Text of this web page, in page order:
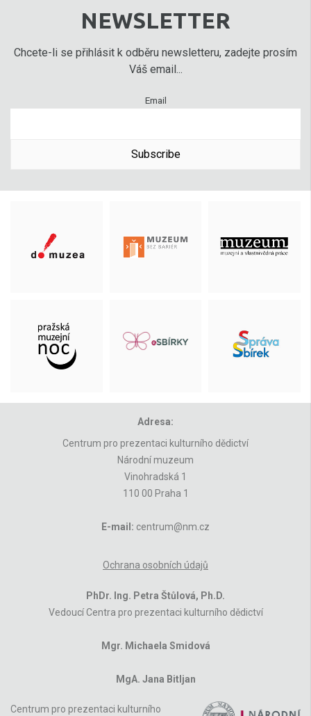
NEWSLETTER
Chcete-li se přihlásit k odběru newsletteru, zadejte prosím
Váš email...
Email
Subscribe
Adresa:
Centrum pro prezentaci kulturního dědictví
Národní muzeum
Vinohradská 1
110 00 Praha 1
E-mail: centrum@nm.cz
Ochrana osobních údajů
PhDr. Ing. Petra Štůlová, Ph.D.
Vedoucí Centra pro prezentaci kulturního dědictví
Mgr. Michaela Smidová
MgA. Jana Bitljan
Centrum pro prezentaci kulturního